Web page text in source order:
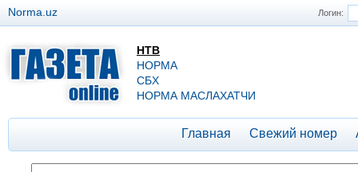
Логин:
Norma.uz
НТВ
НОРМА
СБХ
НОРМА МАСЛАХАТЧИ
Главная Свежий номер